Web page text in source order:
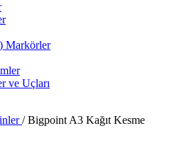
Markörler
ve Uçları
/ Bigpoint A3 Kağıt Kesme